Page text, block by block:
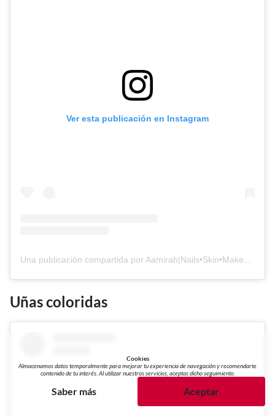
Ver esta publicación en Instagram
Uñas coloridas
Cookies
Almacenamos datos temporalmente para mejorar tu experiencia de navegación y recomendarte
contenido de tu interés. Al utilizar nuestros servicios, aceptas dicho seguimiento.
Saber más Aceptar